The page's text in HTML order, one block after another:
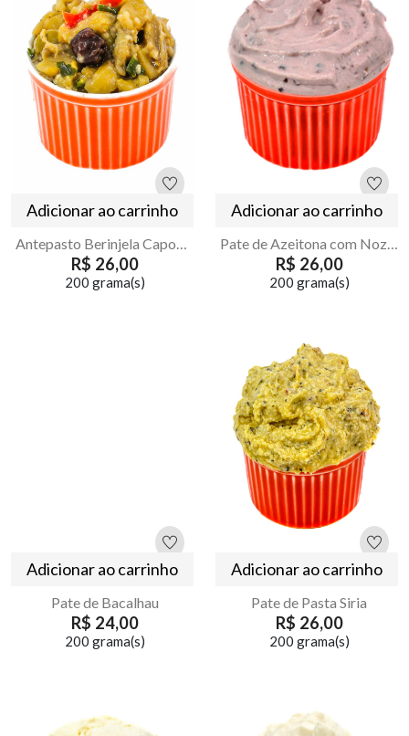
Adicionar ao carrinho
R$ 26,00
200 grama(s)
Adicionar ao carrinho
R$ 26,00
200 grama(s)
Adicionar ao carrinho
Pate de Bacalhau
R$ 24,00
200 grama(s)
Adicionar ao carrinho
Pate de Pasta Siria
R$ 26,00
200 grama(s)